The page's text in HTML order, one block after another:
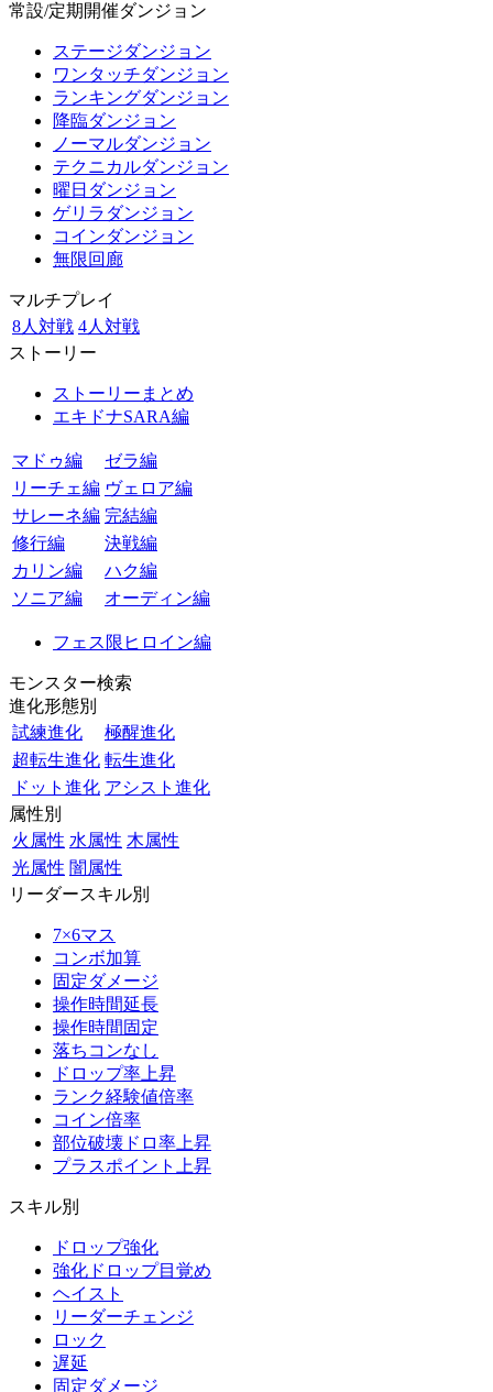
常設/定期開催ダンジョン
ステージダンジョン
ワンタッチダンジョン
ランキングダンジョン
降臨ダンジョン
ノーマルダンジョン
テクニカルダンジョン
曜日ダンジョン
ゲリラダンジョン
コインダンジョン
無限回廊
マルチプレイ
8人対戦 4人対戦
ストーリー
ストーリーまとめ
エキドナSARA編
マドゥ編
ゼラ編
リーチェ編 ヴェロア編
サレーネ編 完結編
修行編
決戦編
カリン編
ハク編
ソニア編
オーディン編
フェス限ヒロイン編
モンスター検索
進化形態別
試練進化
極醒進化
超転生進化 転生進化
ドット進化 アシスト進化
属性別
火属性 水属性 木属性
光属性 闇属性
リーダースキル別
7×6マス
コンボ加算
固定ダメージ
操作時間延長
操作時間固定
落ちコンなし
ドロップ率上昇
ランク経験値倍率
コイン倍率
部位破壊ドロ率上昇
プラスポイント上昇
スキル別
ドロップ強化
強化ドロップ目覚め
ヘイスト
リーダーチェンジ
ロック
遅延
固定ダメージ